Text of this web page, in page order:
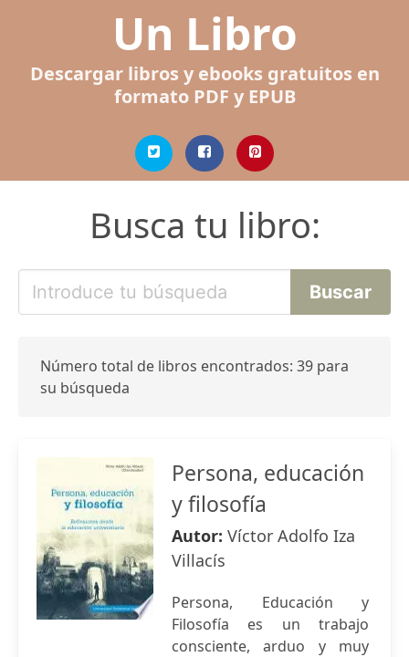
Un Libro
Descargar libros y ebooks gratuitos en
formato PDF y EPUB
Busca tu libro:
Número total de libros encontrados: 39 para
su búsqueda
Persona, educación
y filosofía
Autor: Víctor Adolfo Iza
Villacís
Persona, Educación y
Filosofía es un trabajo
consciente, arduo y muy